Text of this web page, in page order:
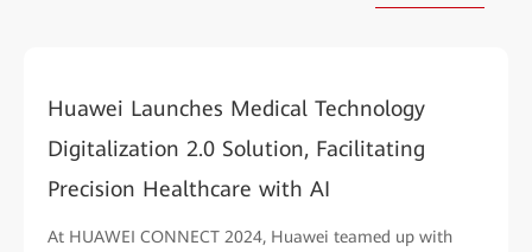
Huawei Launches Medical Technology
Digitalization 2.0 Solution, Facilitating
Precision Healthcare with AI
At HUAWEI CONNECT 2024, Huawei teamed up with